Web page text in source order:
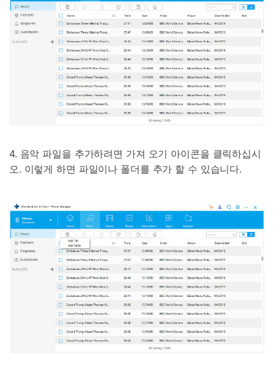
4. 음악 파일을 추가하려면 가져 오기 아이콘을 클릭하십시
오. 이렇게 하면 파일이나 폴더를 추가 할 수 있습니다.